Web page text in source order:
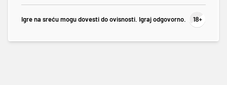
Igre na sreću mogu dovesti do ovisnosti. Igraj odgovorno.